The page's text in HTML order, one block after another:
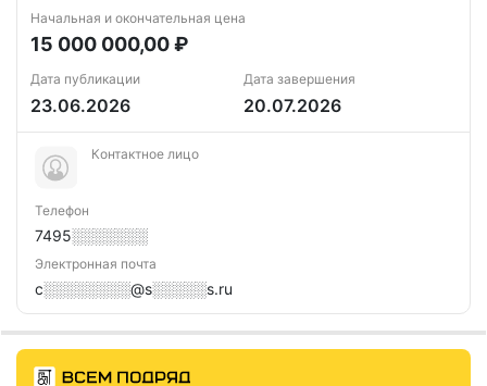
Начальная и окончательная цена
15 000 000,00 ₽
Дата публикации
23.06.2026
Дата завершения
20.07.2026
Контактное лицо
Телефон
7495░░░░░░░
Электронная почта
c░░░░░░░░@s░░░░░s.ru